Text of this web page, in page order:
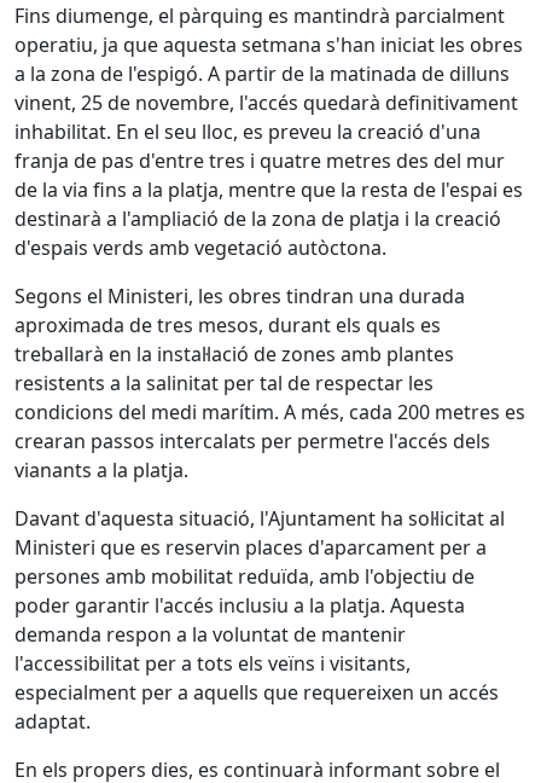
Fins diumenge, el pàrquing es mantindrà parcialment
operatiu, ja que aquesta setmana s'han iniciat les obres
a la zona de l'espigó. A partir de la matinada de dilluns
vinent, 25 de novembre, l'accés quedarà definitivament
inhabilitat. En el seu lloc, es preveu la creació d'una
franja de pas d'entre tres i quatre metres des del mur
de la via fins a la platja, mentre que la resta de l'espai es
destinarà a l'ampliació de la zona de platja i la creació
d'espais verds amb vegetació autòctona.
Segons el Ministeri, les obres tindran una durada
aproximada de tres mesos, durant els quals es
treballarà en la instal·lació de zones amb plantes
resistents a la salinitat per tal de respectar les
condicions del medi marítim. A més, cada 200 metres es
crearan passos intercalats per permetre l'accés dels
vianants a la platja.
Davant d'aquesta situació, l'Ajuntament ha sol·licitat al
Ministeri que es reservin places d'aparcament per a
persones amb mobilitat reduïda, amb l'objectiu de
poder garantir l'accés inclusiu a la platja. Aquesta
demanda respon a la voluntat de mantenir
l'accessibilitat per a tots els veïns i visitants,
especialment per a aquells que requereixen un accés
adaptat.
En els propers dies, es continuarà informant sobre el